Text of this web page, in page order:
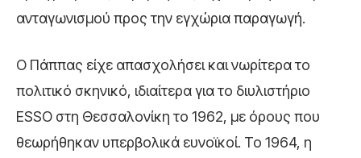
ανταγωνισμού προς την εγχώρια παραγωγή.
Ο Πάππας είχε απασχολήσει και νωρίτερα το
πολιτικό σκηνικό, ιδιαίτερα για το διυλιστήριο
ESSO στη Θεσσαλονίκη το 1962, με όρους που
θεωρήθηκαν υπερβολικά ευνοϊκοί. Το 1964, η